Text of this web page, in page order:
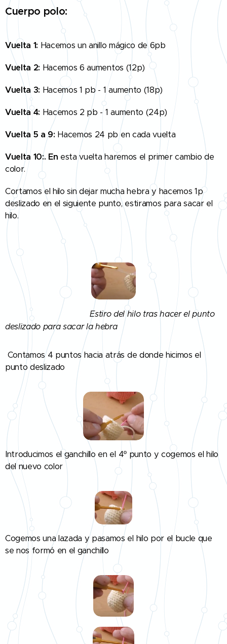
Cuerpo polo:
Vuelta 1: Hacemos un anillo mágico de 6pb
Vuelta 2: Hacemos 6 aumentos (12p)
Vuelta 3: Hacemos 1 pb - 1 aumento (18p)
Vuelta 4: Hacemos 2 pb - 1 aumento (24p)
Vuelta 5 a 9: Hacemos 24 pb en cada vuelta
Vuelta 10:. En esta vuelta haremos el primer cambio de
color.
Cortamos el hilo sin dejar mucha hebra y hacemos 1p
deslizado en el siguiente punto, estiramos para sacar el
hilo.
Estiro del hilo tras hacer el punto
deslizado para sacar la hebra
Contamos 4 puntos hacia atrás de donde hicimos el
punto deslizado 👇
Introducimos el ganchillo en el 4º punto y cogemos el hilo
del nuevo color 👇
Cogemos una lazada y pasamos el hilo por el bucle que
se nos formó en el ganchillo 👇